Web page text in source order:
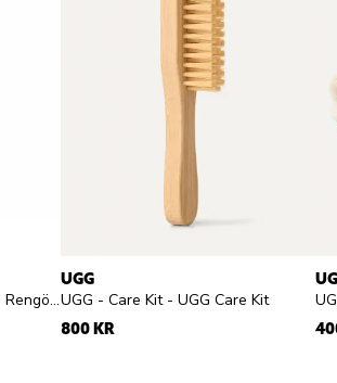
Springyard - Shoe Cleaner - Rengöringsgel
UGG
UGG - Care Kit - UGG Care Kit
800 KR